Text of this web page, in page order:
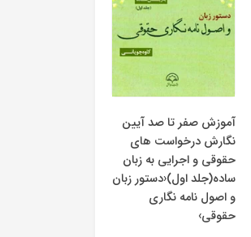
آموزش صفر تا صد آیین
نگارش درخواست های
حقوقی و اجرایی به زبان
ساده(جلد اول)‹دستور زبان
و اصول نامه نگاری
حقوقی›